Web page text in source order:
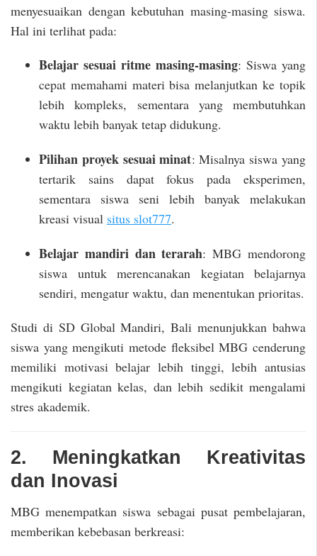
menyesuaikan dengan kebutuhan masing-masing siswa.
Hal ini terlihat pada:
Belajar sesuai ritme masing-masing: Siswa yang
cepat memahami materi bisa melanjutkan ke topik
lebih kompleks, sementara yang membutuhkan
waktu lebih banyak tetap didukung.
Pilihan proyek sesuai minat: Misalnya siswa yang
tertarik sains dapat fokus pada eksperimen,
sementara siswa seni lebih banyak melakukan
kreasi visual situs slot777.
Belajar mandiri dan terarah: MBG mendorong
siswa untuk merencanakan kegiatan belajarnya
sendiri, mengatur waktu, dan menentukan prioritas.
Studi di SD Global Mandiri, Bali menunjukkan bahwa
siswa yang mengikuti metode fleksibel MBG cenderung
memiliki motivasi belajar lebih tinggi, lebih antusias
mengikuti kegiatan kelas, dan lebih sedikit mengalami
stres akademik.
2. Meningkatkan Kreativitas
dan Inovasi
MBG menempatkan siswa sebagai pusat pembelajaran,
memberikan kebebasan berkreasi: